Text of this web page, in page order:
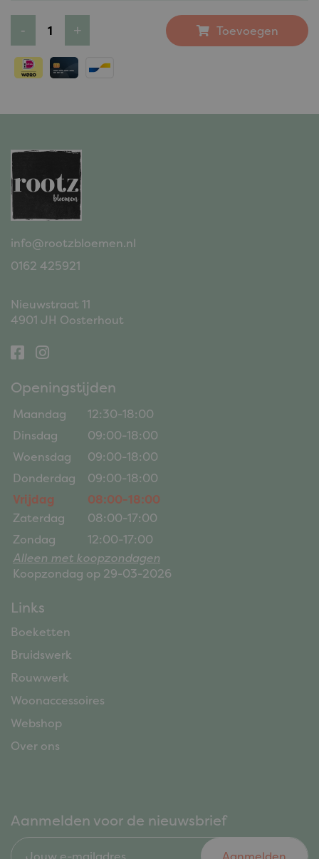
Toevoegen
info@rootzbloemen.nl
0162 425921
Nieuwstraat 11
4901 JH Oosterhout
Openingstijden
Maandag
12:30-18:00
Dinsdag
09:00-18:00
Woensdag
09:00-18:00
Donderdag
09:00-18:00
Vrijdag
08:00-18:00
Zaterdag
08:00-17:00
Zondag
12:00-17:00
Alleen met koopzondagen
Koopzondag op 29-03-2026
Links
Boeketten
Bruidswerk
Rouwwerk
Woonaccessoires
Webshop
Over ons
Aanmelden voor de nieuwsbrief